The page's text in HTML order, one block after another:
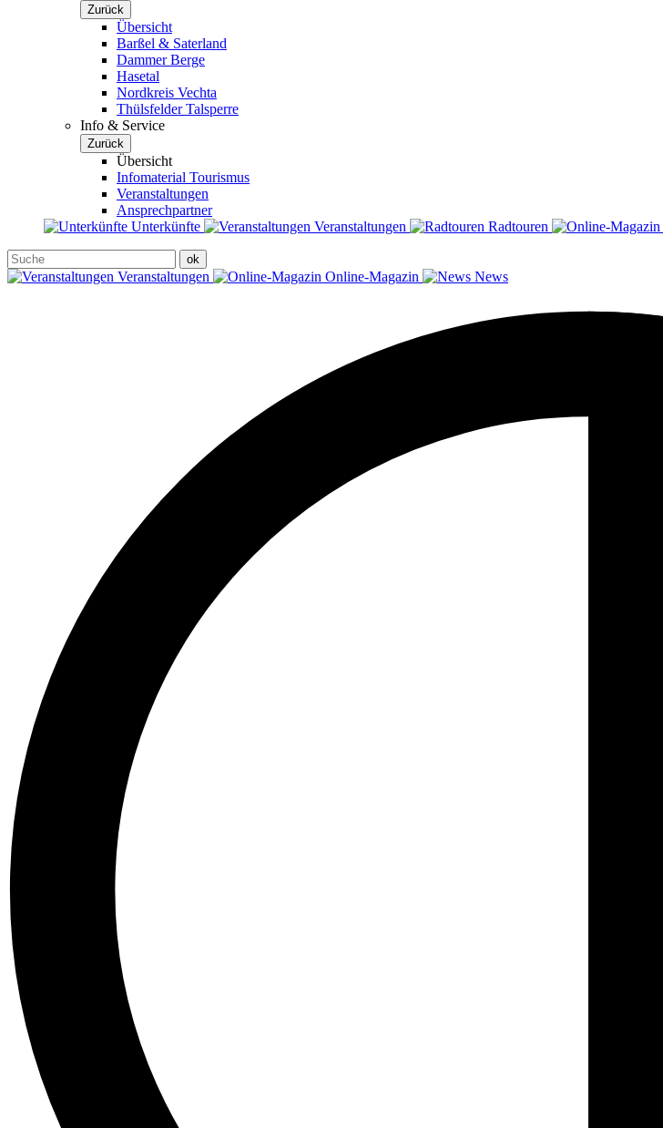
Zurück
Übersicht
Barßel & Saterland
Dammer Berge
Hasetal
Nordkreis Vechta
Thülsfelder Talsperre
Info & Service
Zurück
Übersicht
Infomaterial Tourismus
Veranstaltungen
Ansprechpartner
Unterkünfte
Veranstaltungen Radtouren
Veranstaltungen Online-Magazin News